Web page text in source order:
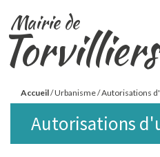
contenu
principal
Mairie de
Torvilliers
Vous
êtes
ici
Accueil/Urbanisme/Autorisations
Autorisations